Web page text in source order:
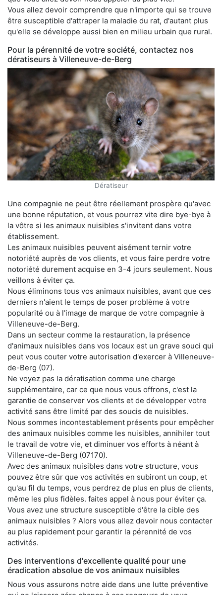
Vous allez devoir comprendre que n'importe qui se trouve
être susceptible d'attraper la maladie du rat, d'autant plus
qu'elle se développe aussi bien en milieu urbain que rural.
Pour la pérennité de votre société, contactez nos
dératiseurs à Villeneuve-de-Berg
Dératiseur
Une compagnie ne peut être réellement prospère qu'avec
une bonne réputation, et vous pourrez vite dire bye-bye à
la vôtre si les animaux nuisibles s'invitent dans votre
établissement.
Les animaux nuisibles peuvent aisément ternir votre
notoriété auprès de vos clients, et vous faire perdre votre
notoriété durement acquise en 3-4 jours seulement. Nous
veillons à éviter ça.
Nous éliminons tous vos animaux nuisibles, avant que ces
derniers n'aient le temps de poser problème à votre
popularité ou à l'image de marque de votre compagnie à
Villeneuve-de-Berg.
Dans un secteur comme la restauration, la présence
d'animaux nuisibles dans vos locaux est un grave souci qui
peut vous couter votre autorisation d'exercer à Villeneuve-
de-Berg (07).
Ne voyez pas la dératisation comme une charge
supplémentaire, car ce que nous vous offrons, c'est la
garantie de conserver vos clients et de développer votre
activité sans être limité par des soucis de nuisibles.
Nous sommes incontestablement présents pour empêcher
des animaux nuisibles comme les nuisibles, annihiler tout
le travail de votre vie, et diminuer vos efforts à néant à
Villeneuve-de-Berg (07170).
Avec des animaux nuisibles dans votre structure, vous
pouvez être sûr que vos activités en subiront un coup, et
qu'au fil du temps, vous perdrez de plus en plus de clients,
même les plus fidèles. faites appel à nous pour éviter ça.
Vous avez une structure susceptible d'être la cible des
animaux nuisibles ? Alors vous allez devoir nous contacter
au plus rapidement pour garantir la pérennité de vos
activités.
Des interventions d'excellente qualité pour une
éradication absolue de vos animaux nuisibles
Nous vous assurons notre aide dans une lutte préventive